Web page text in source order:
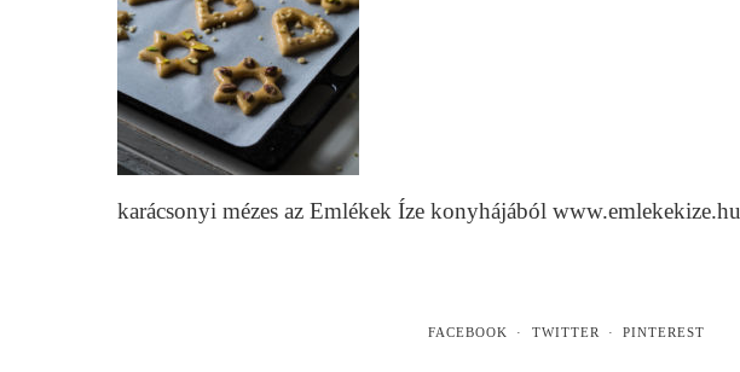
karácsonyi mézes az Emlékek Íze konyhájából www.emlekekize.hu
FACEBOOK TWITTER PINTEREST